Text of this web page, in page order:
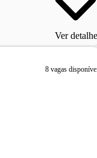
Ver
8 vagas